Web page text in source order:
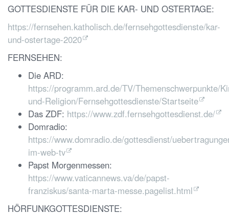
GOTTESDIENSTE FÜR DIE KAR- UND OSTERTAGE:
https://fernsehen.katholisch.de/fernsehgottesdienste/kar-
und-ostertage-2020
FERNSEHEN:
Die ARD:
https://programm.ard.de/TV/Themenschwerpunkte/
und-Religion/Fernsehgottesdienste/Startseite
Das ZDF: https://www.zdf.fernsehgottesdienst.de/
Domradio:
https://www.domradio.de/gottesdienst/
im-web-tv
Papst Morgenmessen:
https://www.vaticannews.va/de/papst-
franziskus/santa-marta-messe.pagelist.html
HÖRFUNKGOTTESDIENSTE: